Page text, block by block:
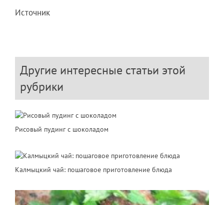
Источник
Другие интересные статьи этой
рубрики
Рисовый пудинг с шоколадом
Калмыцкий чай: пошаговое приготовление блюда